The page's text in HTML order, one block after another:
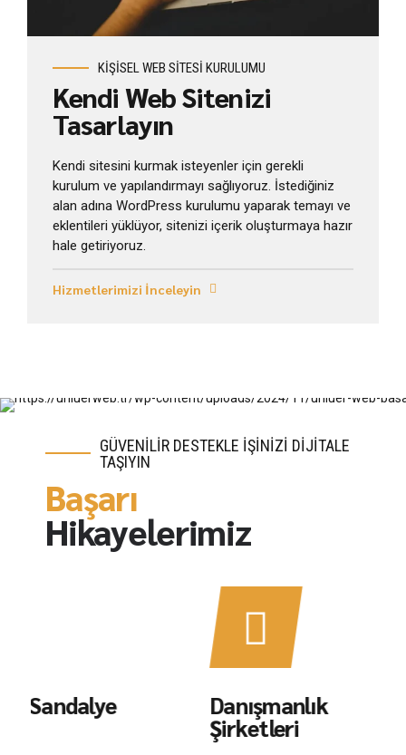
KİŞİSEL WEB SİTESİ KURULUMU
Kendi Web Sitenizi
Tasarlayın
Kendi sitesini kurmak isteyenler için gerekli
kurulum ve yapılandırmayı sağlıyoruz. İstediğiniz
alan adına WordPress kurulumu yaparak temayı ve
eklentileri yüklüyor, sitenizi içerik oluşturmaya hazır
hale getiriyoruz.
Hizmetlerimizi İnceleyin
GÜVENİLİR DESTEKLE İŞİNİZİ DİJİTALE
TAŞIYIN
Başarı
Hikayelerimiz
Danışmanlık
Şirketleri